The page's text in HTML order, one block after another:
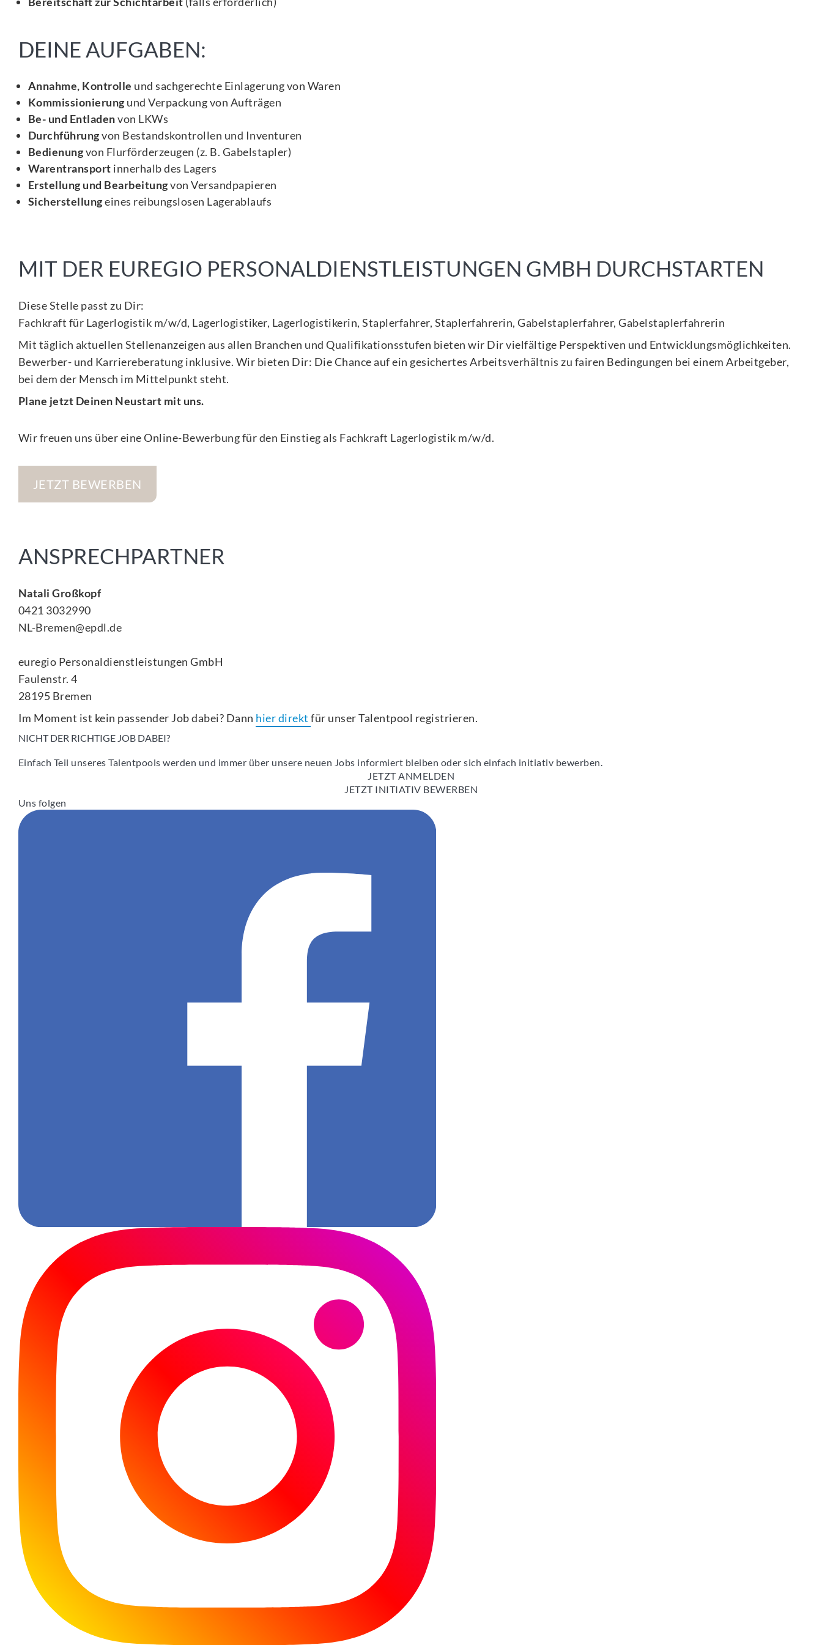
DEINE AUFGABEN:
Annahme, Kontrolle und sachgerechte Einlagerung von Waren
Kommissionierung und Verpackung von Aufträgen
Be- und Entladenvon LKWs
Durchführungvon Bestandskontrollen und Inventuren
Bedienungvon Flurförderzeugen (z. B. Gabelstapler)
Warentransport innerhalb des Lagers
Erstellung und Bearbeitungvon Versandpapieren
Sicherstellungeines reibungslosen Lagerablaufs
MIT DER EUREGIO PERSONALDIENSTLEISTUNGEN GMBH DURCHSTARTEN
Diese Stelle passt zu Dir:
Fachkraft für Lagerlogistik m/w/d, Lagerlogistiker, Lagerlogistikerin, Staplerfahrer, Staplerfahrerin, Gabelstaplerfahrer, Gabelstaplerfahrerin
Mit täglich aktuellen Stellenanzeigen aus allen Branchen und Qualifikationsstufen bieten wir Dir vielfältige Perspektiven und Entwicklungsmöglichkeiten.
Bewerber- und Karriereberatung inklusive. Wir bieten Dir: Die Chance auf ein gesichertes Arbeitsverhältnis zu fairen Bedingungen bei einem Arbeitgeber,
bei dem der Mensch im Mittelpunkt steht.
Plane jetzt Deinen Neustart mit uns.
Wir freuen uns über eine Online-Bewerbung für den Einstieg als Fachkraft Lagerlogistik m/w/d.
JETZT BEWERBEN
ANSPRECHPARTNER
Natali Großkopf
0421 3032990
NL-Bremen@epdl.de
euregio Personaldienstleistungen GmbH
Faulenstr. 4
28195 Bremen
Im Moment ist kein passender Job dabei? Dann hier direktfür unser Talentpool registrieren.
NICHT DER RICHTIGE JOB DABEI?
Einfach Teil unseres Talentpools werden und immer über unsere neuen Jobs informiert bleiben oder sich einfach initiativ bewerben.
JETZT ANMELDEN
JETZT INITIATIV BEWERBEN
Uns folgen